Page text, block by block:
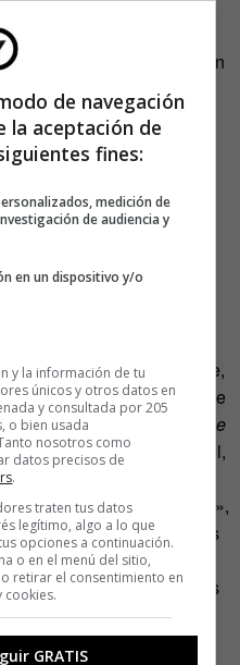
él se describe como alguien
y dolores. Dice que es un
clásico.
popular?
y responde con lo que
vez, su hijo: «Qué
mujeres, de ningún hombre,
le sale de la boca un leve
favorito, titulado
Baile
de su divorcio y aparece él,
noble desocupada y una
me dejó abandonado»,
hacerme trampas con unos
Su separación, cuenta, le
a tres de los cuales
de navegación
la aceptación de
fines:
medición de
de audiencia y
en un dispositivo y/o
y la información de tu
únicos y otros datos en
y consultada por 205
o bien usada
nosotros como
datos precisos de
.
traten tus datos
legítimo, algo a lo que
opciones a continuación.
o en el menú del sitio,
retirar el consentimiento en
cookies.
GRATIS